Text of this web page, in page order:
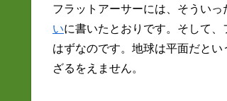
フラットアーサーには、そういっ
いに書いたとおりです。そして
はずなのです。地球は平面だと
ざるをえません。